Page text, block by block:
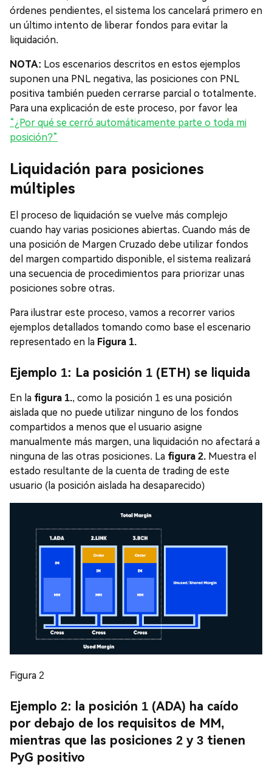
órdenes pendientes, el sistema los cancelará primero en
un último intento de liberar fondos para evitar la
liquidación.
NOTA: Los escenarios descritos en estos ejemplos
suponen una PNL negativa, las posiciones con PNL
positiva también pueden cerrarse parcial o totalmente.
Para una explicación de este proceso, por favor lea
“¿Por qué se cerró automáticamente parte o toda mi
posición?”
Liquidación para posiciones
múltiples
El proceso de liquidación se vuelve más complejo
cuando hay varias posiciones abiertas. Cuando más de
una posición de Margen Cruzado debe utilizar fondos
del margen compartido disponible, el sistema realizará
una secuencia de procedimientos para priorizar unas
posiciones sobre otras.
Para ilustrar este proceso, vamos a recorrer varios
ejemplos detallados tomando como base el escenario
representado en la Figura 1.
Ejemplo 1: La posición 1 (ETH) se liquida
En la figura 1., como la posición 1 es una posición
aislada que no puede utilizar ninguno de los fondos
compartidos a menos que el usuario asigne
manualmente más margen, una liquidación no afectará a
ninguna de las otras posiciones. La figura 2. Muestra el
estado resultante de la cuenta de trading de este
usuario (la posición aislada ha desaparecido)
Figura 2
Ejemplo 2: la posición 1 (ADA) ha caído
por debajo de los requisitos de MM,
mientras que las posiciones 2 y 3 tienen
PyG positivo